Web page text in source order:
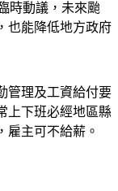
時動議，未來颱
也能降低地方政府
管理及工資給付要
上下班必經地區縣
雇主可不給薪。